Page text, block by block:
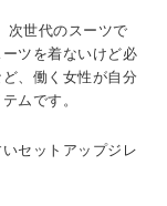
次世代のスーツで
ツを着ないけど必
、働く女性が自分
ムです。
セットアップジレ